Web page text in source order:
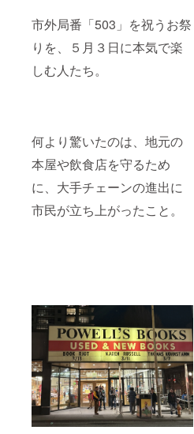
市外局番「503」を祝うお祭
りを、５月３日に本気で楽
しむ人たち。
何より驚いたのは、地元の
本屋や飲食店を守るため
に、大手チェーンの進出に
市民が立ち上がったこと。